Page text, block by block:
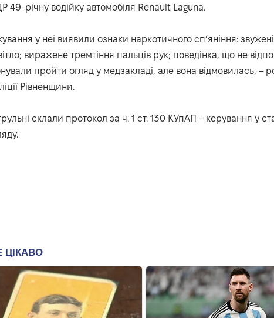
49-річну водійку автомобіля Renault Laguna.
у неї виявили ознаки наркотичного сп’яніння: звужені
виражене тремтіння пальців рук; поведінка, що не
пройти огляд у медзакладі, але вона відмовилась, –
Рівненщини.
склали протокол за ч. 1 ст. 130 КУпАП – керування у